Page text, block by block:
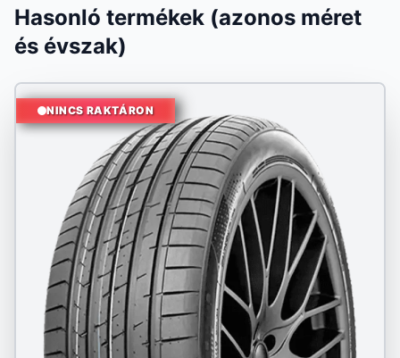
Hasonló termékek (azonos méret
és évszak)
NINCS RAKTÁRON